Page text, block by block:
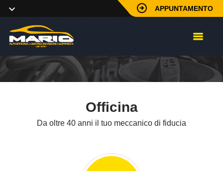
APPUNTAMENTO
Officina
Da oltre 40 anni il tuo meccanico di fiducia